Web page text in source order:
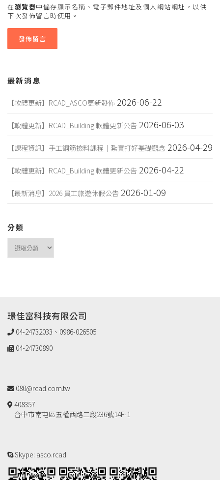
在瀏覽器中儲存顯示名稱、電子郵件地址及個人網站網址，以供
下次發佈留言時使用。
最新消息
【軟體更新】RCAD_ASCO更新發佈 2026-06-22
【軟體更新】RCAD_Building 軟體更新公告 2026-06-03
【課程資訊】手工鋼筋撿料課程｜紮實打好基礎觀念 2026-04-29
【軟體更新】RCAD_Building 軟體更新公告 2026-04-22
【最新消息】2026 員工旅遊休假公告 2026-01-09
分類
璟佳富科技有限公司
04-24732033、0986-026505
04-24730890
080@rcad.com.tw
408357
台中市南屯區五權西路二段236號14F-1
Skype: asco.rcad